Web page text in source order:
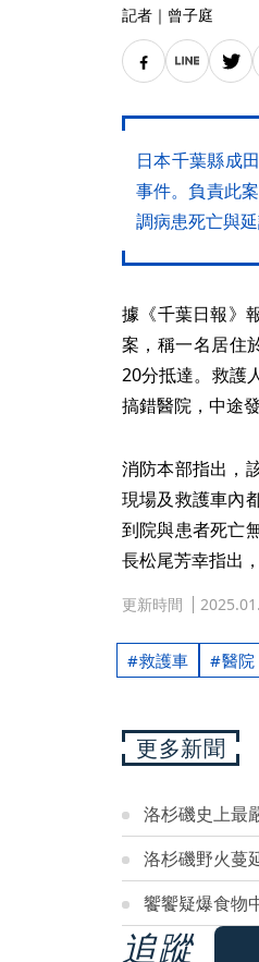
記者 ｜ 曾子庭
日本千葉縣成
事件。負責此
調病患死亡與延
據《千葉日報》
案，稱一名居住
20分抵達。救護
搞錯醫院，中途
消防本部指出，
現場及救護車內
到院與患者死亡
長松尾芳幸指出
更新時間
救護車 醫院
更多新聞
洛杉磯史上最
洛杉磯野火蔓
饗饗疑爆食物
追蹤